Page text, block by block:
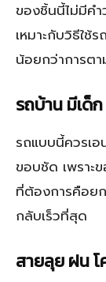
ของชิ้นนี้ไม่มีค
เหมาะกับวิธีใ
น้อยกว่าการต
รถบ้าน มีเด็
รถแบบนี้ควรเอ
ขอบชัด เพราะ
ที่ต้องการคือย
กลับเร็วที่สุด
สายลุย ฝน